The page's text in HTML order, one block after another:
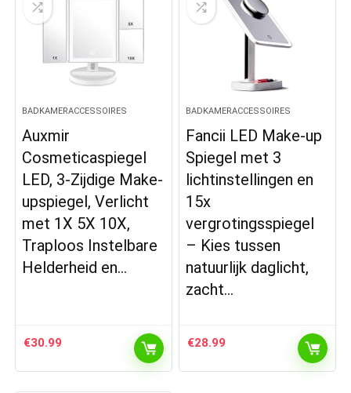
BADKAMERACCESSOIRES
Auxmir
Cosmeticaspiegel
LED, 3-Zijdige Make-
upspiegel, Verlicht
met 1X 5X 10X,
Traploos Instelbare
Helderheid en…
€30.99
BADKAMERACCESSOIRES
Fancii LED Make-up
Spiegel met 3
lichtinstellingen en
15x
vergrotingsspiegel
– Kies tussen
natuurlijk daglicht,
zacht…
€28.99